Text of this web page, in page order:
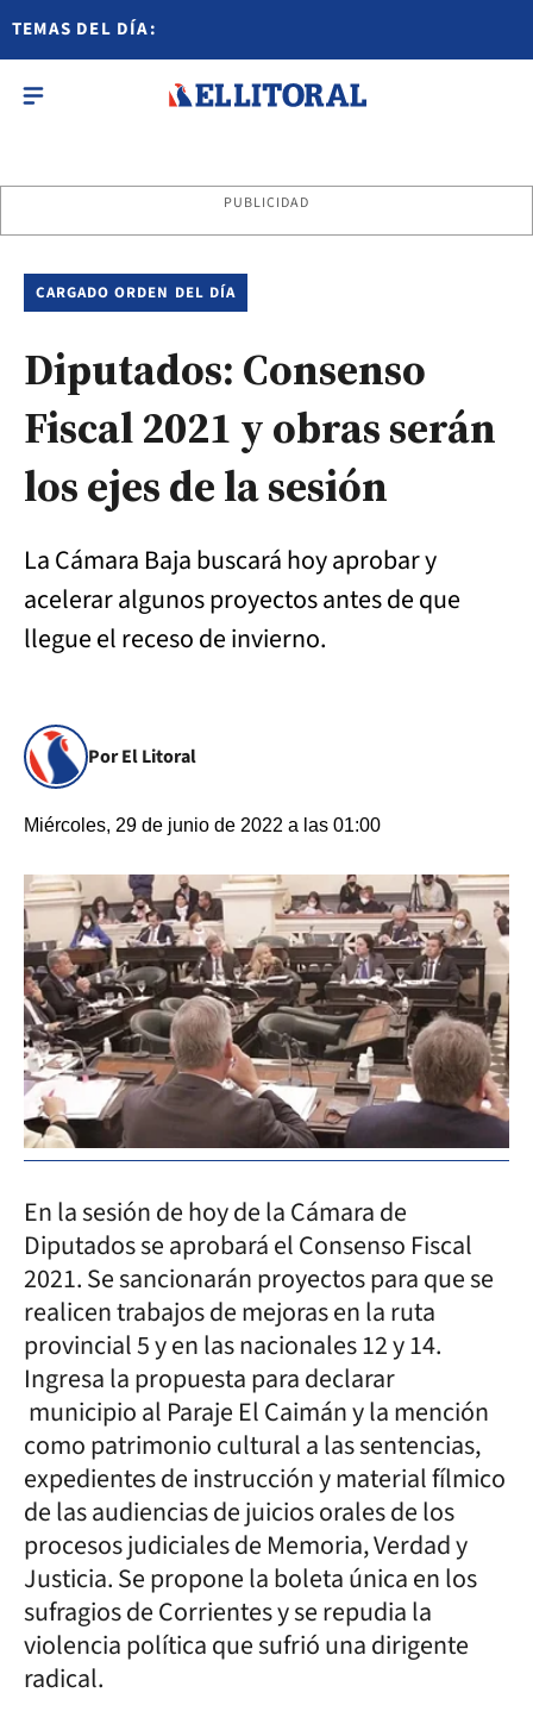
TEMAS DEL DÍA:
PUBLICIDAD
CARGADO ORDEN DEL DÍA
Diputados: Consenso
Fiscal 2021 y obras serán
los ejes de la sesión
La Cámara Baja buscará hoy aprobar y
acelerar algunos proyectos antes de que
llegue el receso de invierno.
Por El Litoral
Miércoles, 29 de junio de 2022 a las 01:00
En la sesión de hoy de la Cámara de
Diputados se aprobará el Consenso Fiscal
2021. Se sancionarán proyectos para que se
realicen trabajos de mejoras en la ruta
provincial 5 y en las nacionales 12 y 14.
Ingresa la propuesta para declarar
municipio al Paraje El Caimán y la mención
como patrimonio cultural a las sentencias,
expedientes de instrucción y material fílmico
de las audiencias de juicios orales de los
procesos judiciales de Memoria, Verdad y
Justicia. Se propone la boleta única en los
sufragios de Corrientes y se repudia la
violencia política que sufrió una dirigente
radical.